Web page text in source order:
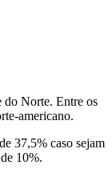
do Norte. Entre os
americano.
37,5% caso sejam
10%.